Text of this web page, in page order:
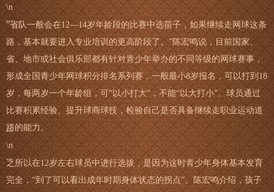
\n
“省队一般会在12—14岁年龄段的比赛中选苗子，如果继续走网球这条
路，基本就要进入专业培训的更高阶段了。”陈宏鸣说，目前国家、
省、地市或社会俱乐部都有针对青少年举办的不同等级的网球赛事，
形成全国青少年网球积分排名系列赛，一般最小8岁报名，可以打到18
岁，每两岁一个年龄组，可“以小打大”，不能“以大打小”。球员通过
比赛积累经验、提升球商球技，检验自己是否具备继续走职业运动道
路的能力。
\n
之所以在12岁左右球员中进行选拔，是因为这时青少年身体基本发育
完全，“到了可以看出成年时期身体状态的拐点”。陈宏鸣介绍，孩子